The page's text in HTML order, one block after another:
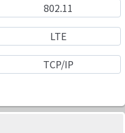
802.11
LTE
TCP/IP